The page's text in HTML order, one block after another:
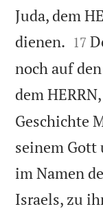
Juda, dem
dienen. 

17
noch auf
dem
Geschichte
seinem Gott
im Namen
Israels, zu